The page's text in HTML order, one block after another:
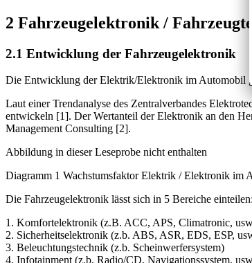
2 Fahrzeugelektronik /
2.1 Entwicklung der Fahrzeugelektronik
Die Entwicklung der Elektrik/Elektronik im Automobil
Laut einer Trendanalyse des Zentralverbandes
entwickeln [1]. Der Wertanteil der Elektronik an den
Management Consulting [2].
Abbildung in dieser Leseprobe nicht enthalten
Diagramm 1 Wachstumsfaktor Elektrik / Elektronik im
Die Fahrzeugelektronik lässt sich in 5 Bereiche einteilen:
1. Komfortelektronik (z.B. ACC, APS, Climatronic,
2. Sicherheitselektronik (z.b. ABS, ASR, EDS, ESP,
3. Beleuchtungstechnik (z.b. Scheinwerfersystem)
4. Infotainment (z.b. Radio/CD, Navigationssystem,